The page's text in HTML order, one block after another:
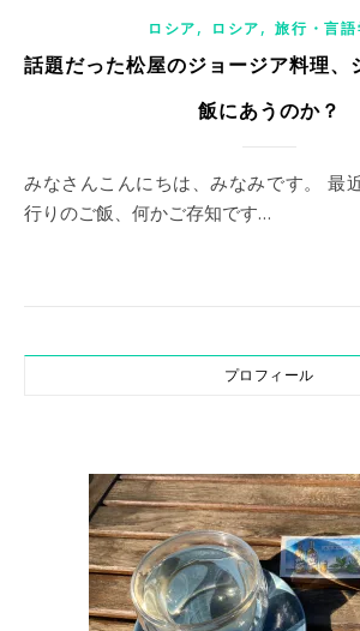
ロシア, ロシア,旅行・言語
話題だった松屋のジョージア料理、
飯にあうのか？
みなさんこんにちは、みなみです。 最近巷で一部の人に流
行りのご飯、何かご存知です…
プロフィール